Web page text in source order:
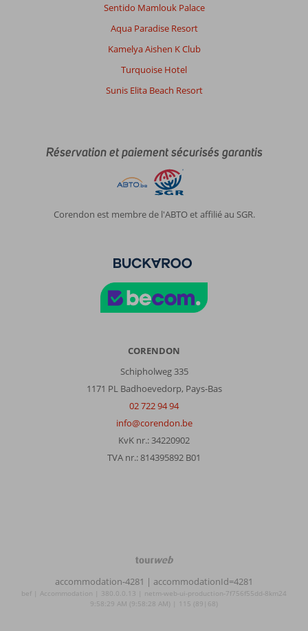
Sentido Mamlouk Palace
Aqua Paradise Resort
Kamelya Aishen K Club
Turquoise Hotel
Sunis Elita Beach Resort
Réservation et paiement sécurisés garantis
Corendon est membre de l'ABTO et affilié au SGR.
CORENDON
Schipholweg 335
1171 PL Badhoevedorp, Pays-Bas
02 722 94 94
info@corendon.be
KvK nr.: 34220902
TVA nr.: 814395892 B01
TourWeb
NetMatch
accommodation-4281 | accommodationId=4281
bef | Accommodation | 380.0.0.13 | netm-web-ui-production-7f756f55dd-8km24
9:58:29 AM (9:58:28 AM) | 115 (89|68)